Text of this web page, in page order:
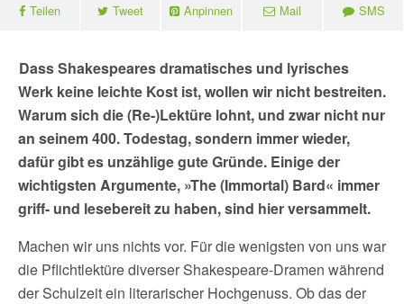
Teilen Tweet Anpinnen Mail SMS
Dass Shakespeares dramatisches und lyrisches
Werk keine leichte Kost ist, wollen wir nicht bestreiten.
Warum sich die (Re-)Lektüre lohnt, und zwar nicht nur
an seinem 400. Todestag, sondern immer wieder,
dafür gibt es unzählige gute Gründe. Einige der
wichtigsten Argumente, »The (Immortal) Bard« immer
griff- und lesebereit zu haben, sind hier versammelt.
Machen wir uns nichts vor. Für die wenigsten von uns war
die Pflichtlektüre diverser Shakespeare-Dramen während
der Schulzeit ein literarischer Hochgenuss. Ob das der